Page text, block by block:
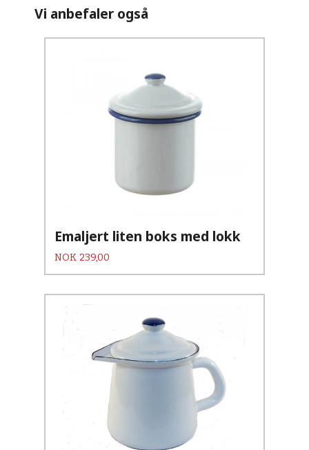
Vi anbefaler også
Emaljert liten boks med lokk
Pris
NOK 239,00